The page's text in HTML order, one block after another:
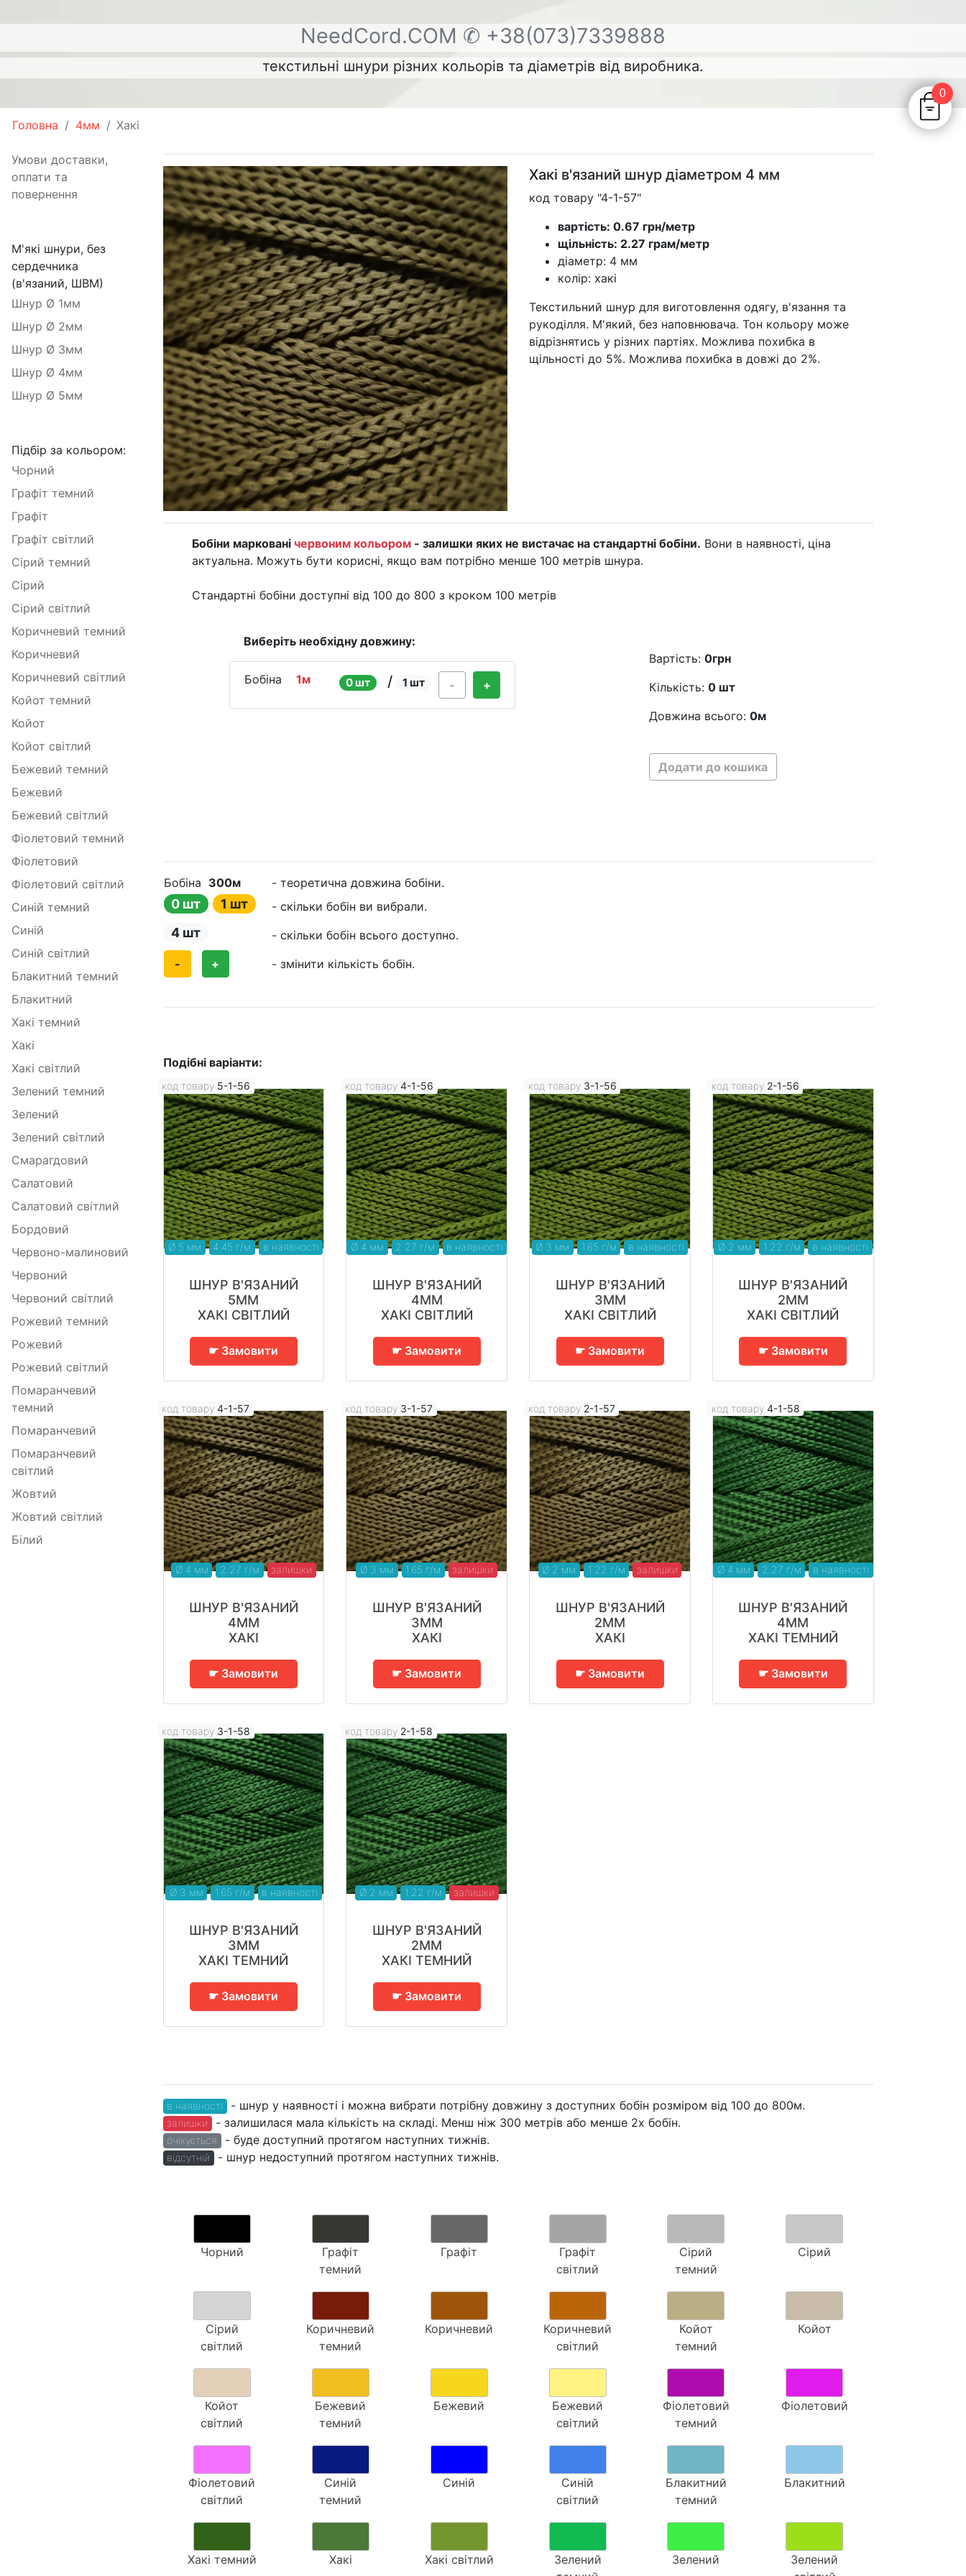
NeedCord.COM ✆ +38(073)7339888
текстильні шнури різних кольорів та діаметрів від виробника.
0
Головна 4мм Хакі
Умови доставки,
оплати та
повернення
М'які шнури, без
сердечника
(в'язаний, ШВМ)
Шнур Ø 1мм
Шнур Ø 2мм
Шнур Ø 3мм
Шнур Ø 4мм
Шнур Ø 5мм
Підбір за кольором:
Чорний
Графіт темний
Графіт
Графіт світлий
Сірий темний
Сірий
Сірий світлий
Коричневий темний
Коричневий
Коричневий світлий
Койот темний
Койот
Койот світлий
Бежевий темний
Бежевий
Бежевий світлий
Фіолетовий темний
Фіолетовий
Фіолетовий світлий
Синій темний
Синій
Синій світлий
Блакитний темний
Блакитний
Хакі темний
Хакі
Хакі світлий
Зелений темний
Зелений
Зелений світлий
Смарагдовий
Салатовий
Салатовий світлий
Бордовий
Червоно-малиновий
Червоний
Червоний світлий
Рожевий темний
Рожевий
Рожевий світлий
Помаранчевий
темний
Помаранчевий
Помаранчевий
світлий
Жовтий
Жовтий світлий
Білий
Хакі в'язаний шнур діаметром 4 мм
код товару "4-1-57"
вартість: 0.67 грн/метр
щільність: 2.27 грам/метр
діаметр: 4 мм
колір: хакі
Текстильний шнур для виготовлення одягу, в'язання та
рукоділля. М'який, без наповнювача. Тон кольору може
відрізнятись у різних партіях. Можлива похибка в
щільності до 5%. Можлива похибка в довжі до 2%.
Бобіни марковані червоним кольором- залишки яких не вистачає на стандартні бобіни. Вони в наявності, ціна
актуальна. Можуть бути корисні, якщо вам потрібно менше 100 метрів шнура.
Стандартні бобіни доступні від 100 до 800 з кроком 100 метрів
Виберіть необхідну довжину:
Бобіна 1м 0 шт / 1 шт - +
Вартість: 0грн
Кількість: 0шт
Довжина всього: 0м
Додати до кошика
Бобіна 300м - теоретична довжина бобіни.
0 шт 1 шт - скільки бобін ви вибрали.
4 шт
- скільки бобін всього доступно.
-
+ - змінити кількість бобін.
Подібні варіанти:
код товару 5-1-56
Ø 5 мм 4.45 г/м в наявності
ШНУР В'ЯЗАНИЙ
5ММ
ХАКІ СВІТЛИЙ
☛ Замовити
код товару 4-1-56
Ø 4 мм 2.27 г/м в наявності
ШНУР В'ЯЗАНИЙ
4ММ
ХАКІ СВІТЛИЙ
☛ Замовити
код товару 3-1-56
Ø 3 мм 1.65 г/м в наявності
ШНУР В'ЯЗАНИЙ
3ММ
ХАКІ СВІТЛИЙ
☛ Замовити
код товару 2-1-56
Ø 2 мм 1.22 г/м в наявності
ШНУР В'ЯЗАНИЙ
2ММ
ХАКІ СВІТЛИЙ
☛ Замовити
код товару4-1-57
Ø 4 мм 2.27 г/м залишки
ШНУР В'ЯЗАНИЙ
4ММ
ХАКІ
☛ Замовити
код товару 3-1-57
Ø 3 мм 1.65 г/м залишки
ШНУР В'ЯЗАНИЙ
3ММ
ХАКІ
☛ Замовити
код товару 2-1-57
Ø 2 мм 1.22 г/м залишки
ШНУР В'ЯЗАНИЙ
2ММ
ХАКІ
☛ Замовити
код товару 4-1-58
Ø 4 мм 2.27 г/м в наявності
ШНУР В'ЯЗАНИЙ
4ММ
ХАКІ ТЕМНИЙ
☛ Замовити
код товару 3-1-58
Ø 3 мм 1.65 г/м в наявності
ШНУР В'ЯЗАНИЙ
3ММ
ХАКІ ТЕМНИЙ
☛ Замовити
код товару 2-1-58
Ø 2 мм 1.22 г/м залишки
ШНУР В'ЯЗАНИЙ
2ММ
ХАКІ ТЕМНИЙ
☛ Замовити
в наявності - шнур у наявності і можна вибрати потрібну довжину з доступних бобін розміром від 100 до 800м.
залишки - залишилася мала кількість на складі. Менш ніж 300 метрів або менше 2х бобін.
очікується - буде доступний протягом наступних тижнів.
відсутній - шнур недоступний протягом наступних тижнів.
Чорний
Графіт
темний
Графіт
Графіт
світлий
Сірий
темний
Сірий
Сірий
світлий
Коричневий
темний
Коричневий
Коричневий
світлий
Койот
темний
Койот
Койот
світлий
Бежевий
темний
Бежевий
Бежевий
світлий
Фіолетовий
темний
Фіолетовий
Фіолетовий
світлий
Синій
темний
Синій
Синій
світлий
Блакитний
темний
Блакитний
Хакі темний Хакі Хакі світлий
Зелений
Зелений
Зелений